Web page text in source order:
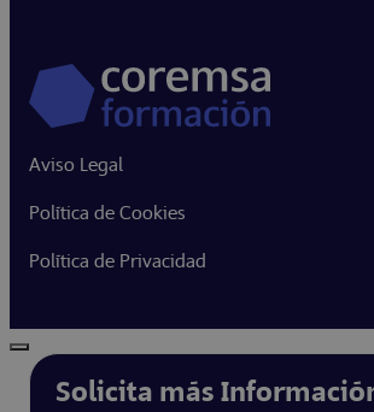
Aviso Legal
Política de Cookies
Política de Privacidad
Solicita más